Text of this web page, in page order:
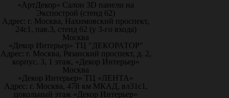
«АртДекор» Салон 3D панели на
Экспострой (стенд 62)
Адрес: г. Москва, Нахимовский проспект,
24с1, пав.3, стенд 62 (у 3-го входа)
Москва
«Декор Интерьер» ТЦ "ДЕКОРАТОР"
Адрес: г. Москва, Рязанский проспект, д. 2,
корпус. 3, 1 этаж, «Декор Интерьер»
Москва
«Декор Интерьер» ТЦ «ЛЕНТА»
Адрес: г. Москва, 47й км МКАД, вл31с1,
цокольный этаж «Декор Интерьер»